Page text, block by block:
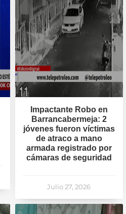
Impactante Robo en
Barrancabermeja: 2
jóvenes fueron víctimas
de atraco a mano
armada registrado por
cámaras de seguridad
Julio 27, 2026